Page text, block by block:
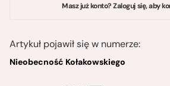
Masz już konto? Zaloguj się, aby
Artykuł pojawił się w numerze:
Nieobecność Kołakowskiego